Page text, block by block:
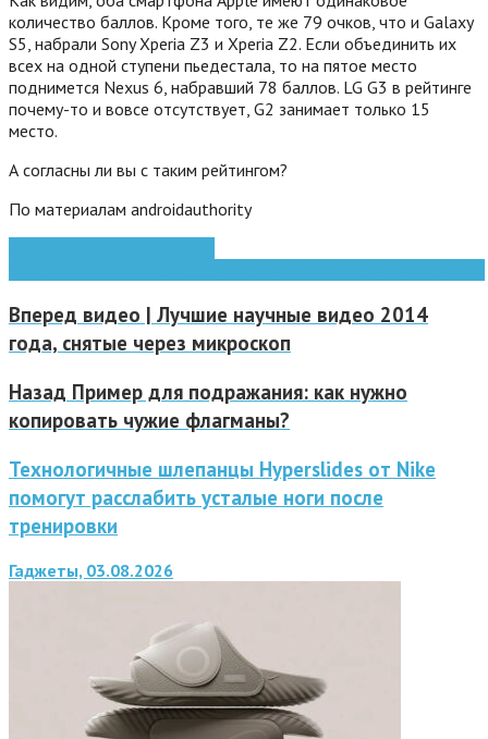
количество баллов. Кроме того, те же 79 очков, что и Galaxy
S5, набрали Sony Xperia Z3 и Xperia Z2. Если объединить их
всех на одной ступени пьедестала, то на пятое место
поднимется Nexus 6, набравший 78 баллов. LG G3 в рейтинге
почему-то и вовсе отсутствует, G2 занимает только 15
место.
А согласны ли вы с таким рейтингом?
По материалам androidauthority
Вперед видео | Лучшие научные видео 2014
года, снятые через микроскоп
Назад Пример для подражания: как нужно
копировать чужие флагманы?
Технологичные шлепанцы Hyperslides от Nike
помогут расслабить усталые ноги после
тренировки
Гаджеты, 03.08.2026